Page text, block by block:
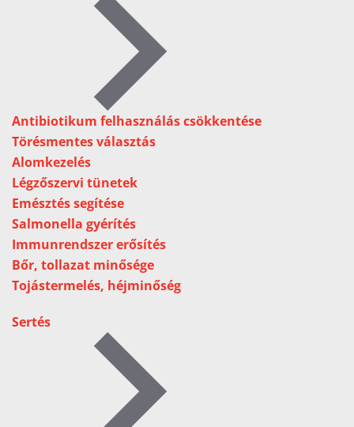
Antibiotikum felhasználás csökkentése
Törésmentes választás
Alomkezelés
Légzőszervi tünetek
Emésztés segítése
Salmonella gyérítés
Immunrendszer erősítés
Bőr, tollazat minősége
Tojástermelés, héjminőség
Sertés